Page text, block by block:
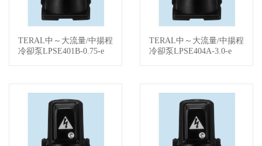
查看詳情
TERAL中～大流量/中揚程
冷卻泵LPSE401B-0.75-e
查看詳情
TERAL中～大流量/中揚程
冷卻泵LPSE404A-3.0-e